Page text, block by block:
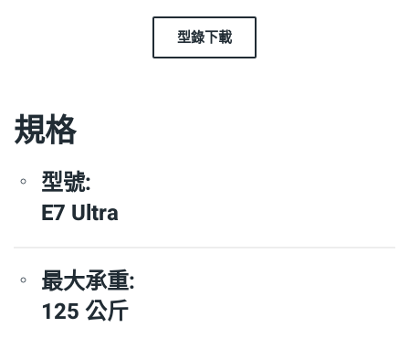
型錄下載
規格
型號:
E7 Ultra
最大承重:
125 公斤